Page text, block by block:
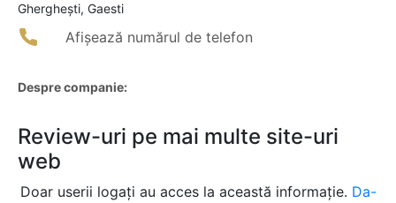
Ghergheşti, Gaesti
Afișează numărul de telefon
Despre companie:
Review-uri pe mai multe site-uri
web
Doar userii logați au acces la această informație. Da-